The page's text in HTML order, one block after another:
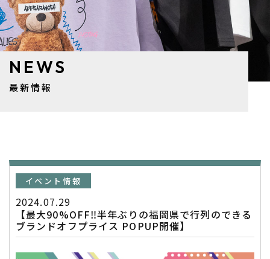
NEWS
最新情報
イベント情報
2024.07.29
【最大90%OFF‼️半年ぶりの福岡県で行列のできる
ブランドオフプライス POPUP開催】